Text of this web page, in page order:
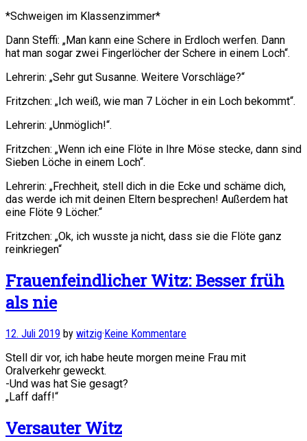
*Schweigen im Klassenzimmer*
Dann Steffi: „Man kann eine Schere in Erdloch werfen. Dann
hat man sogar zwei Fingerlöcher der Schere in einem Loch“.
Lehrerin: „Sehr gut Susanne. Weitere Vorschläge?“
Fritzchen: „Ich weiß, wie man 7 Löcher in ein Loch bekommt“.
Lehrerin: „Unmöglich!“.
Fritzchen: „Wenn ich eine Flöte in Ihre Möse stecke, dann sind
Sieben Löche in einem Loch“.
Lehrerin: „Frechheit, stell dich in die Ecke und schäme dich,
das werde ich mit deinen Eltern besprechen! Außerdem hat
eine Flöte 9 Löcher.“
Fritzchen: „Ok, ich wusste ja nicht, dass sie die Flöte ganz
reinkriegen“
Frauenfeindlicher Witz: Besser früh
als nie
12. Juli 2019 by witzig·Keine Kommentare
Stell dir vor, ich habe heute morgen meine Frau mit
Oralverkehr geweckt.
-Und was hat Sie gesagt?
„Laff daff!“
Versauter Witz